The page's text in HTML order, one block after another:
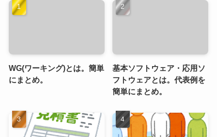
WG(ワーキング)とは。簡単
にまとめ。
基本ソフトウェア・応用ソ
フトウェアとは。代表例を
簡単にまとめ。